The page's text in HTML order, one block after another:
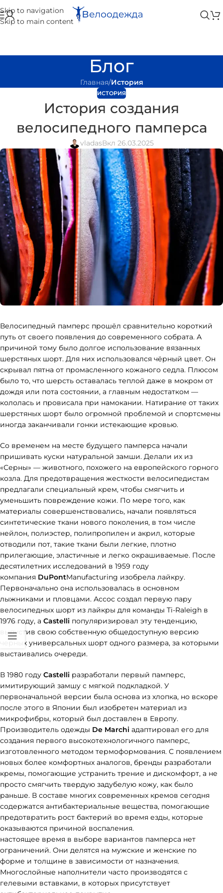
Skip to navigation
Skip to main content
Блог
Главная/История
ИСТОРИЯ
История создания
велосипедного памперса
vladasВкл 26.03.2025
Велосипедный памперс прошёл сравнительно короткий
путь от своего появления до современного собрата. А
причиной тому было долгое использование вязанных
шерстяных шорт. Для них использовался чёрный цвет. Он
скрывал пятна от промасленного кожаного седла. Плюсом
было то, что шерсть оставалась теплой даже в мокром от
дождя или пота состоянии, а главным недостатком —
кололась и провисала при намокании. Натирание от таких
шерстяных шорт было огромной проблемой и спортсмены
иногда заканчивали гонки истекающие кровью.
Со временем на месте будущего памперса начали
пришивать куски натуральной замши. Делали их из
«Серны» — животного, похожего на европейского горного
козла. Для предотвращения жесткости велосипедистам
предлагали специальный крем, чтобы смягчить и
уменьшить повреждение кожи. По мере того, как
материалы совершенствовались, начали появляться
синтетические ткани нового поколения, в том числе
нейлон, полиэстер, полипропилен и акрил, которые
отводили пот, такие ткани были легкие, плотно
прилегающие, эластичные и легко окрашиваемые. После
десятилетних исследований в 1959 году
компания DuPontManufacturing изобрела лайкру.
Первоначально она использовалась в основном
лыжниками и пловцами. Ассос создал первую пару
велосипедных шорт из лайкры для команды Ti-Raleigh в
1976 году, а Castelli популяризировал эту тенденцию,
выпустив свою собственную общедоступную версию
черных универсальных шорт одного размера, за которыми
выстаивались очереди.
В 1980 году Castelli разработали первый памперс,
имитирующий замшу с мягкой подкладкой. У
первоначальной версии была основа из хлопка, но вскоре
после этого в Японии был изобретен материал из
микрофибры, который был доставлен в Европу.
Производитель одежды De Marchi адаптировал его для
создания первого высокотехнологичного памперс,
изготовленного методом термоформования. С появлением
новых более комфортных аналогов, бренды разработали
кремы, помогающие устранить трение и дискомфорт, а не
просто смягчить твердую задубелую кожу, как было
раньше. В составе многих современных кремов сегодня
содержатся антибактериальные вещества, помогающие
предотвратить рост бактерий во время езды, которые
оказываются причиной воспаления.
настоящее время в выборе вариантов памперса нет
ограничений. Они делятся на мужские и женские по
форме и толщине в зависимости от назначения.
Многослойные наполнители часто производятся с
гелевыми вставками, в которых присутствует